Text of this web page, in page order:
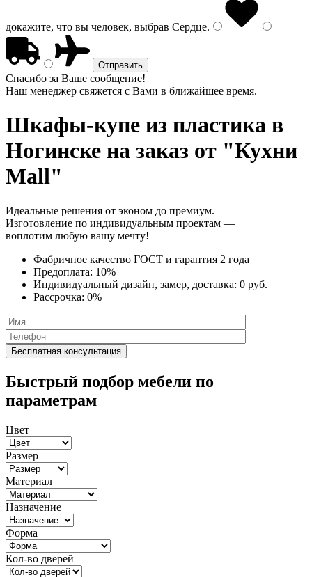
докажите, что вы человек, выбрав Сердце.
Спасибо за Ваше сообщение!
Наш менеджер свяжется с Вами в ближайшее время.
Шкафы-купе из пластика в
Ногинске на заказ от "Кухни
Mall"
Идеальные решения от эконом до премиум.
Изготовление по индивидуальным проектам —
воплотим любую вашу мечту!
Фабричное качество ГОСТ и гарантия 2 года
Предоплата: 10%
Индивидуальный дизайн, замер, доставка: 0 руб.
Рассрочка: 0%
Быстрый подбор мебели по
параметрам
Цвет
Размер
Материал
Назначение
Форма
Кол-во дверей